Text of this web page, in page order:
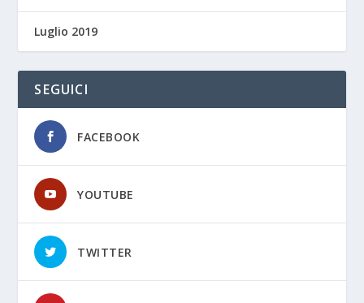
Luglio 2019
SEGUICI
FACEBOOK
YOUTUBE
TWITTER